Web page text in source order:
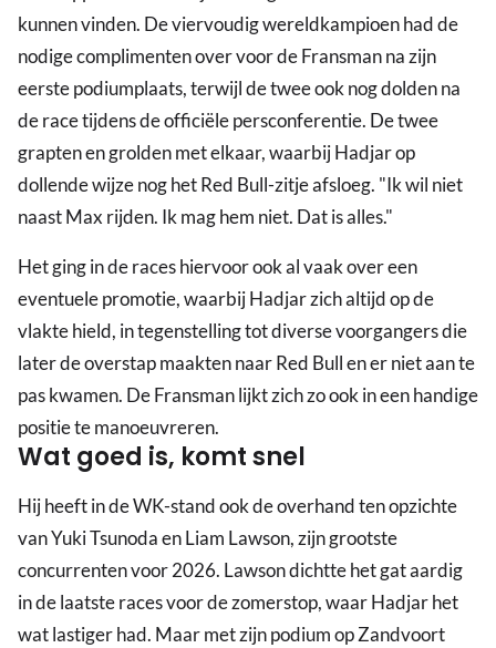
kunnen vinden. De viervoudig wereldkampioen had de
nodige complimenten over voor de Fransman na zijn
eerste podiumplaats, terwijl de twee ook nog dolden na
de race tijdens de officiële persconferentie. De twee
grapten en grolden met elkaar, waarbij Hadjar op
dollende wijze nog het Red Bull-zitje afsloeg. "Ik wil niet
naast Max rijden. Ik mag hem niet. Dat is alles."
Het ging in de races hiervoor ook al vaak over een
eventuele promotie, waarbij Hadjar zich altijd op de
vlakte hield, in tegenstelling tot diverse voorgangers die
later de overstap maakten naar Red Bull en er niet aan te
pas kwamen. De Fransman lijkt zich zo ook in een handige
positie te manoeuvreren.
Wat goed is, komt snel
Hij heeft in de WK-stand ook de overhand ten opzichte
van Yuki Tsunoda en Liam Lawson, zijn grootste
concurrenten voor 2026. Lawson dichtte het gat aardig
in de laatste races voor de zomerstop, waar Hadjar het
wat lastiger had. Maar met zijn podium op Zandvoort